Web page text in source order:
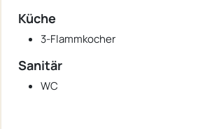
Küche
3-Flammkocher
Sanitär
WC